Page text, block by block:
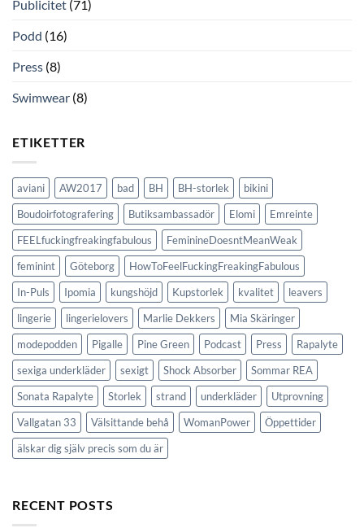
Publicitet (71)
Podd (16)
Press (8)
Swimwear (8)
ETIKETTER
aviani AW2017 bad BH BH-storlek
bikini
Boudoirfotografering
Butiksambassadör Elomi
Emreinte
FEELfuckingfreakingfabulous
FeminineDoesntMeanWeak
feminint
Göteborg
HowToFeelFuckingFreakingFabulous
In-Puls
Ipomia kungshöjd Kupstorlek kvalitet
leavers
lingerie
lingerielovers Marlie Dekkers
Mia Skäringer
modepodden
Pigalle Pine Green Podcast Press
Rapalyte
sexiga underkläder
sexigt Shock Absorber
Sommar REA
Sonata Rapalyte
Storlek strand underkläder
Utprovning
Vallgatan 33
Välsittande behå WomanPower
Öppettider
älskar dig själv precis som du är
RECENT POSTS